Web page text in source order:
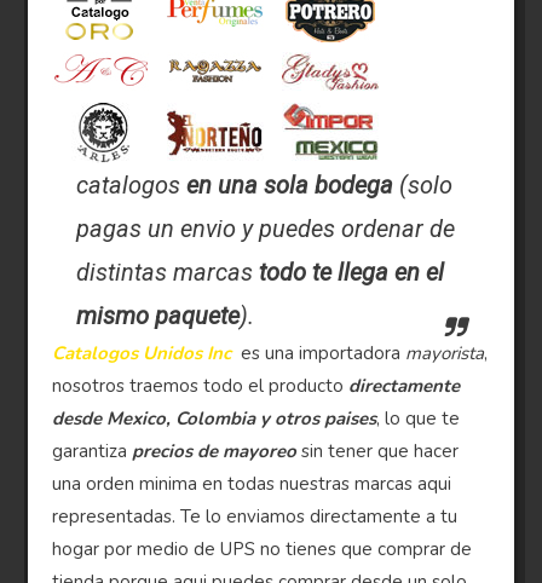
catalogosen una sola bodega (solo
pagas un envio y puedes ordenar de
distintas marcas todo te llega en el
mismo paquete).
Catalogos Unidos Inc es una importadora mayorista,
nosotros traemos todo el producto directamente
desde Mexico, Colombia y otros paises, lo que te
garantiza precios de mayoreo sin tener que hacer
una orden minima en todas nuestras marcas aqui
representadas. Te lo enviamos directamente a tu
hogar por medio de UPS no tienes que comprar de